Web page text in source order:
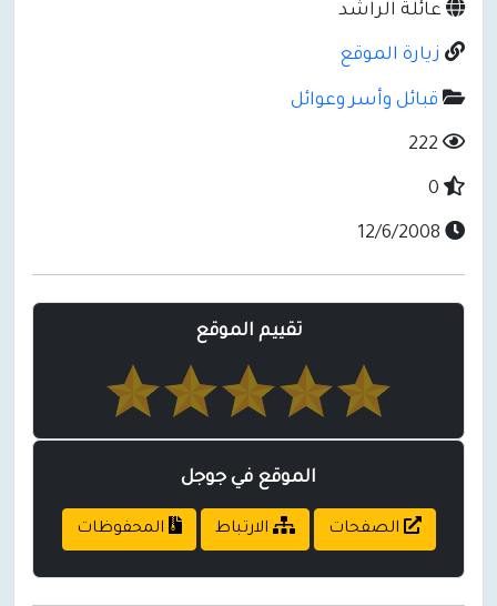
عائلة الراشد
زيارة الموقع
قبائل وأسر وعوائل
تقييم الموقع
الموقع في جوجل
الصفحات الارتباط المحفوظات